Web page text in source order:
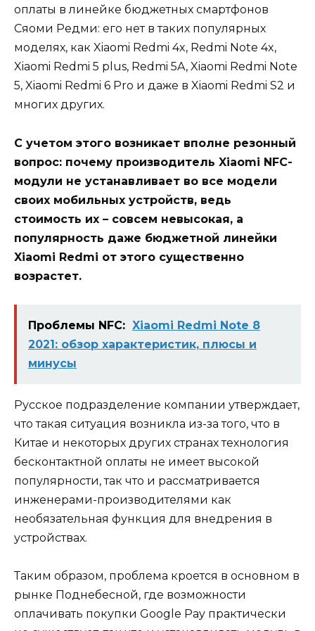
оплаты в линейке бюджетных смартфонов
Сяоми Редми: его нет в таких популярных
моделях, как Xiaomi Redmi 4x, Redmi Note 4x,
Xiaomi Redmi 5 plus, Redmi 5A, Xiaomi Redmi Note
5, Xiaomi Redmi 6 Pro и даже в Xiaomi Redmi S2 и
многих других.
С учетом этого возникает вполне резонный
вопрос: почему производитель Xiaomi NFC-
модули не устанавливает во все модели
своих мобильных устройств, ведь
стоимость их – совсем невысокая, а
популярность даже бюджетной линейки
Xiaomi Redmi от этого существенно
возрастет.
Проблемы NFC: Xiaomi Redmi Note 8
2021: обзор характеристик, плюсы и
минусы
Русское подразделение компании утверждает,
что такая ситуация возникла из-за того, что в
Китае и некоторых других странах технология
бесконтактной оплаты не имеет высокой
популярности, так что и рассматривается
инженерами-производителями как
необязательная функция для внедрения в
устройствах.
Таким образом, проблема кроется в основном в
рынке Поднебесной, где возможности
оплачивать покупки Google Pay практически